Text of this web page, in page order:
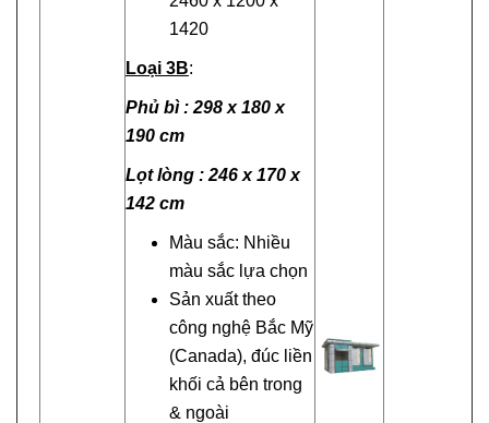
1420
Loại 3B:
Phủ bì : 298 x 180 x
190 cm
Lọt lòng : 246 x 170 x
142 cm
Màu sắc: Nhiều
màu sắc lựa chọn
Sản xuất theo
công nghệ Bắc Mỹ
(Canada), đúc liền
khối cả bên trong
& ngoài